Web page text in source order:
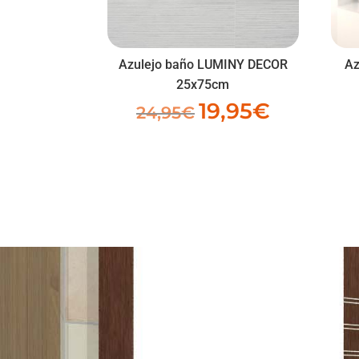
Azulejo baño LUMINY DECOR
25x75cm
24,95€ El
19,95€El